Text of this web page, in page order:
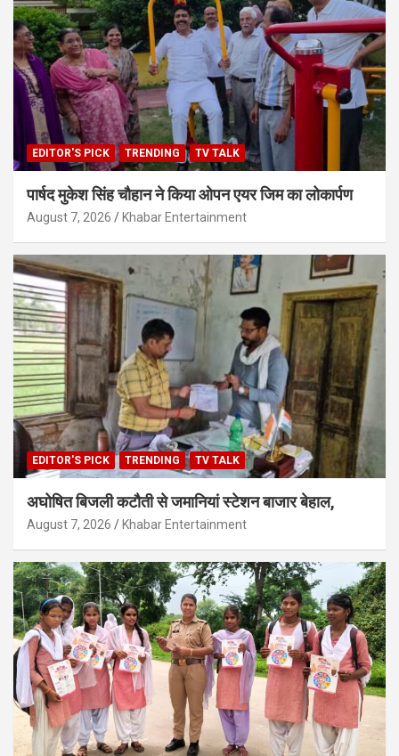
EDITOR'S PICK TRENDING TV TALK
पार्षद मुकेश सिंह चौहान ने किया ओपन एयर जिम का लोकार्पण
August 7, 2026 Khabar Entertainment
EDITOR'S PICK TRENDING TV TALK
अघोषित बिजली कटौती से जमानियां स्टेशन बाजार बेहाल,
August 7, 2026 Khabar Entertainment